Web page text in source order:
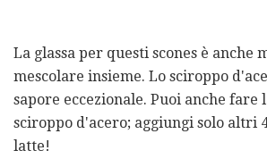
La glassa per questi scones è anche
mescolare insieme. Lo sciroppo
sapore eccezionale. Puoi anche fare
sciroppo d'acero; aggiungi solo altri
latte!